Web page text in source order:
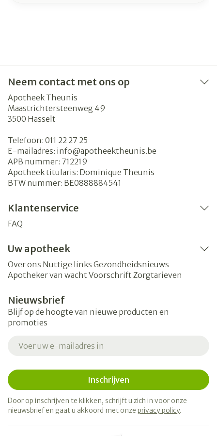
Neem contact met ons op
Apotheek Theunis
Maastrichtersteenweg 49
3500 Hasselt
Telefoon: 011 22 27 25
E-mailadres: info@apotheektheunis.be
APB nummer: 712219
Apotheek titularis: Dominique Theunis
BTW nummer: BE0888884541
Klantenservice
FAQ
Uw apotheek
Over ons Nuttige links Gezondheidsnieuws
Apotheker van wacht Voorschrift Zorgtarieven
Nieuwsbrief
Blijf op de hoogte van nieuwe producten en
promoties
Inschrijven
Door op inschrijven te klikken, schrijft u zich in voor onze
nieuwsbrief en gaat u akkoord met onze privacy policy.